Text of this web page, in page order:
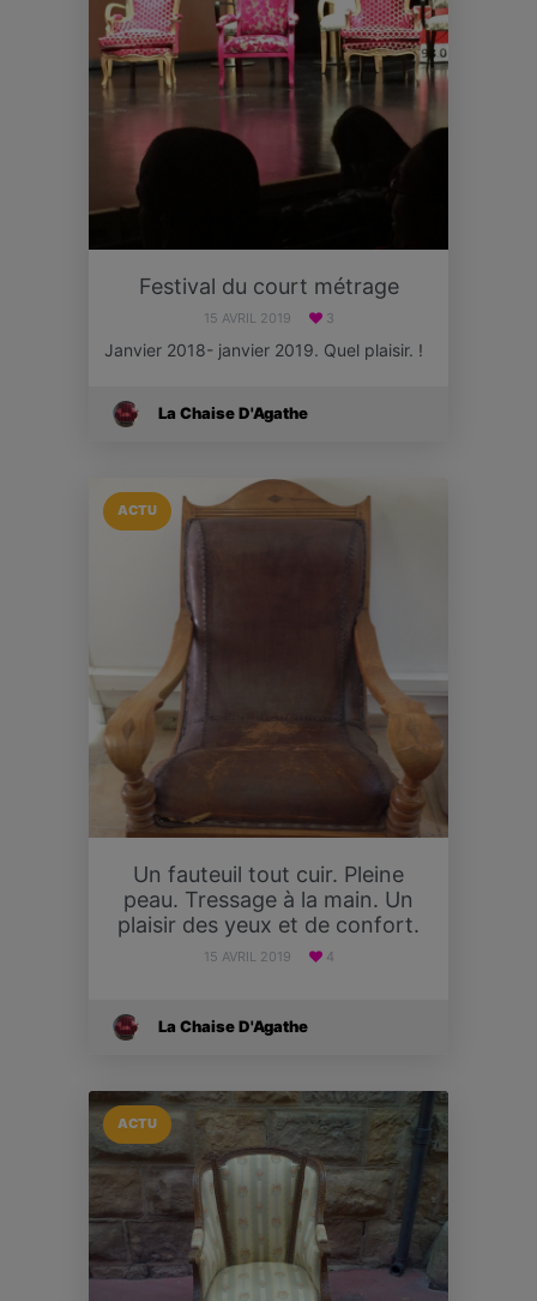
Festival du court métrage
15 AVRIL 2019 3
Janvier 2018- janvier 2019. Quel plaisir. !
La Chaise D'Agathe
ACTU
Un fauteuil tout cuir. Pleine
peau. Tressage à la main. Un
plaisir des yeux et de confort.
15 AVRIL 2019 4
La Chaise D'Agathe
ACTU